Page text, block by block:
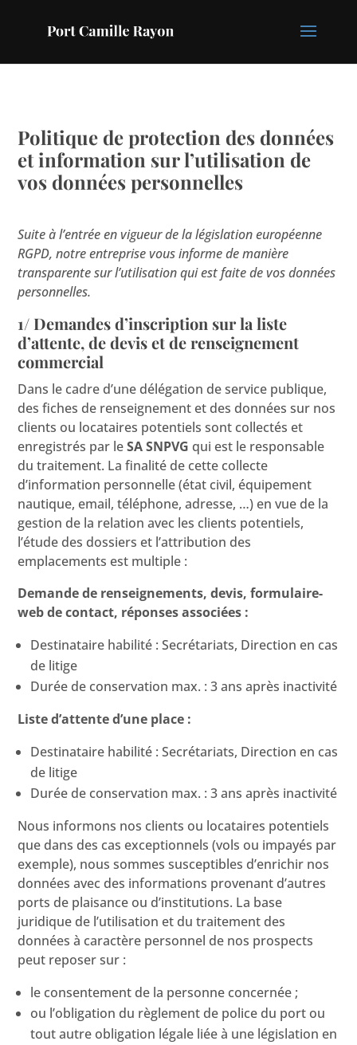
Politique de protection des données
et information sur l’utilisation de
vos données personnelles
Suite à l’entrée en vigueur de la législation européenne
RGPD, notre entreprise vous informe de manière
transparente sur l’utilisation qui est faite de vos données
personnelles.
1/ Demandes d’inscription sur la liste
d’attente, de devis et de renseignement
commercial
Dans le cadre d’une délégation de service publique,
des fiches de renseignement et des données sur nos
clients ou locataires potentiels sont collectés et
enregistrés par leSA SNPVG qui est le responsable
du traitement. La finalité de cette collecte
d’information personnelle (état civil, équipement
nautique, email, téléphone, adresse, …) en vue de la
gestion de la relation avec les clients potentiels,
l’étude des dossiers et l’attribution des
emplacements est multiple :
Demande de renseignements, devis, formulaire-
web de contact, réponses associées :
Destinataire habilité : Secrétariats, Direction en cas
de litige
Durée de conservation max. : 3 ans après inactivité
Liste d’attente d’une place :
Destinataire habilité : Secrétariats, Direction en cas
de litige
Durée de conservation max. : 3 ans après inactivité
Nous informons nos clients ou locataires potentiels
que dans des cas exceptionnels (vols ou impayés par
exemple), nous sommes susceptibles d’enrichir nos
données avec des informations provenant d’autres
ports de plaisance ou d’institutions. La base
juridique de l’utilisation et du traitement des
données à caractère personnel de nos prospects
peut reposer sur :
le consentement de la personne concernée ;
ou l’obligation du règlement de police du port ou
tout autre obligation légale liée à une législation en